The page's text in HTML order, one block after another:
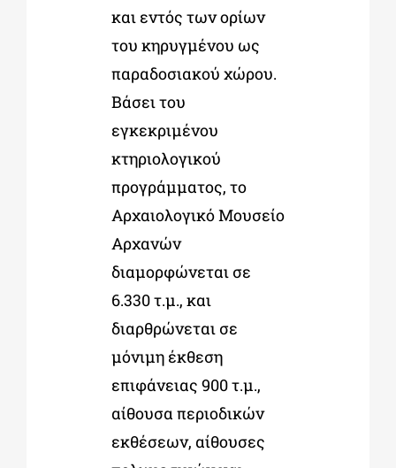
και εντός των ορίων
του κηρυγμένου ως
παραδοσιακού χώρου.
Βάσει του
εγκεκριμένου
κτηριολογικού
προγράμματος, το
Αρχαιολογικό Μουσείο
Αρχανών
διαμορφώνεται σε
6.330 τ.μ., και
διαρθρώνεται σε
μόνιμη έκθεση
επιφάνειας 900 τ.μ.,
αίθουσα περιοδικών
εκθέσεων, αίθουσες